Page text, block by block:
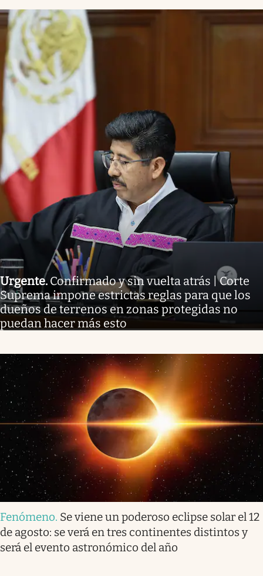
Urgente. Confirmado y sin vuelta atrás | Corte
Suprema impone estrictas reglas para que los
dueños de terrenos en zonas protegidas no
puedan hacer más esto
Fenómeno. Se viene un poderoso eclipse solar el 12
de agosto: se verá en tres continentes distintos y
será el evento astronómico del año